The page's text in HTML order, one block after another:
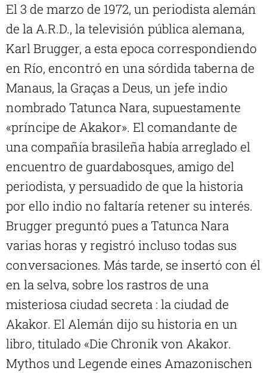
El 3 de marzo de 1972, un periodista alemán
de la A.R.D., la televisión pública alemana,
Karl Brugger, a esta epoca correspondiendo
en Río, encontró en una sórdida taberna de
Manaus, la Graças a Deus, un jefe indio
nombrado Tatunca Nara, supuestamente
«príncipe de Akakor». El comandante de
una compañía brasileña había arreglado el
encuentro de guardabosques, amigo del
periodista, y persuadido de que la historia
por ello indio no faltaría retener su interés.
Brugger preguntó pues a Tatunca Nara
varias horas y registró incluso todas sus
conversaciones. Más tarde, se insertó con él
en la selva, sobre los rastros de una
misteriosa ciudad secreta : la ciudad de
Akakor. El Alemán dijo su historia en un
libro, titulado «Die Chronik von Akakor.
Mythos und Legende eines Amazonischen